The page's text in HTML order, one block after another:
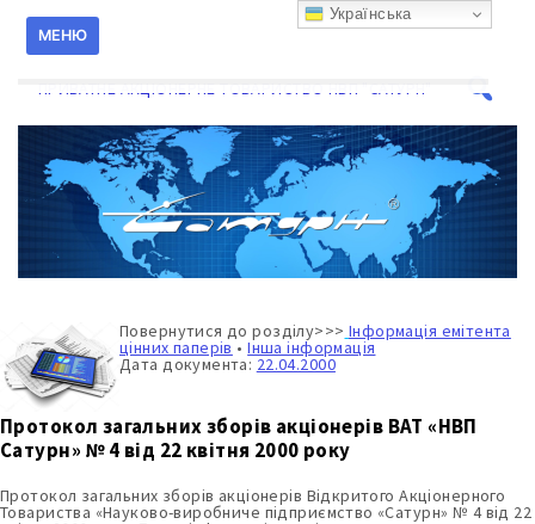
содержанию
МЕНЮ
ПРИВАТНЕ АКЦІОНЕРНЕ ТОВАРИСТВО НВП "САТУРН"
Поиск
для:
Повернутися до розділу>>> Інформація емітента
цінних паперів •Інша інформація
Дата документа: 22.04.2000
Протокол загальних зборів акціонерів ВАТ «НВП
Сатурн» № 4 від 22 квітня 2000 року
Протокол загальних зборів акціонерів Відкритого Акціонерного
Товариства «Науково-виробниче підприємство «Сатурн» № 4 від 22
Українська